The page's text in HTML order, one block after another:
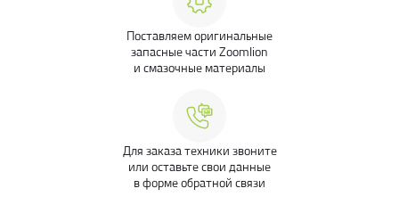
Поставляем оригинальные
запасные части Zoomlion
и смазочные материалы
Для заказа техники звоните
или оставьте свои данные
в форме обратной связи